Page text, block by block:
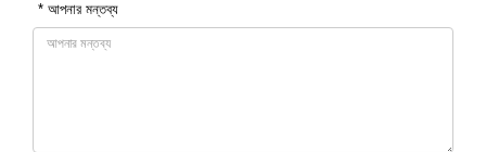
* আপনার মন্তব্য